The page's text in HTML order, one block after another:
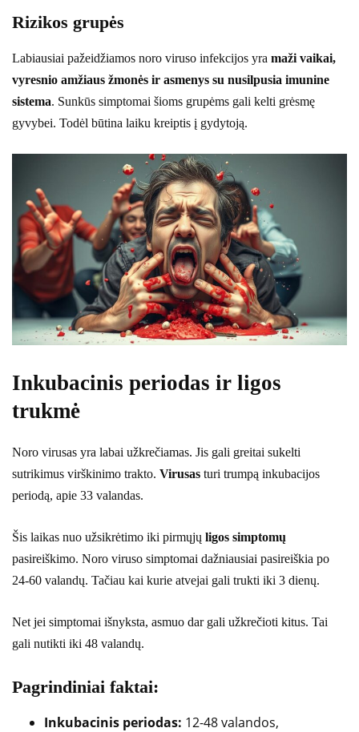
Rizikos grupės
Labiausiai pažeidžiamos noro viruso infekcijos yra maži vaikai,
vyresnio amžiaus žmonės ir asmenys su nusilpusia imunine
sistema. Sunkūs simptomai šioms grupėms gali kelti grėsmę
gyvybei. Todėl būtina laiku kreiptis į gydytoją.
Inkubacinis periodas ir ligos
trukmė
Noro virusas yra labai užkrečiamas. Jis gali greitai sukelti
sutrikimus virškinimo trakto. Virusas turi trumpą inkubacijos
periodą, apie 33 valandas.
Šis laikas nuo užsikrėtimo iki pirmųjų ligos simptomų
pasireiškimo. Noro viruso simptomai dažniausiai pasireiškia po
24-60 valandų. Tačiau kai kurie atvejai gali trukti iki 3 dienų.
Net jei simptomai išnyksta, asmuo dar gali užkrečioti kitus. Tai
gali nutikti iki 48 valandų.
Pagrindiniai faktai:
Inkubacinis periodas: 12-48 valandos,